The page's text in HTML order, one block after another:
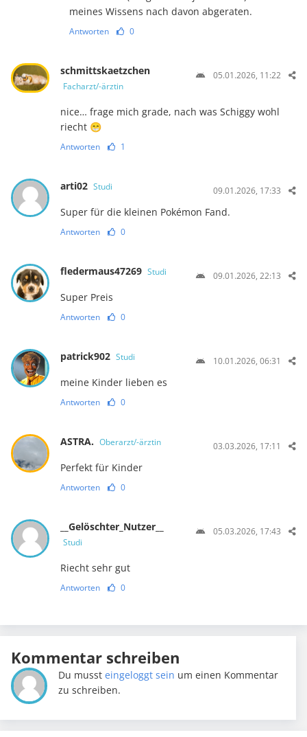
meines Wissens nach davon abgeraten.
Antworten 0
schmittskaetzchen
Facharzt/-ärztin
05.01.2026, 11:22
nice… frage mich grade, nach was Schiggy wohl
riecht 😁
Antworten 1
arti02 Studi 09.01.2026, 17:33
Super für die kleinen Pokémon Fand.
Antworten 0
fledermaus47269 Studi 09.01.2026, 22:13
Super Preis
Antworten 0
patrick902 Studi 10.01.2026, 06:31
meine Kinder lieben es
Antworten 0
ASTRA. Oberarzt/-ärztin 03.03.2026, 17:11
Perfekt für Kinder
Antworten 0
__Gelöschter_Nutzer__
Studi
05.03.2026, 17:43
Riecht sehr gut
Antworten 0
Kommentar schreiben
Du mussteingeloggt sein um einen Kommentar
zu schreiben.